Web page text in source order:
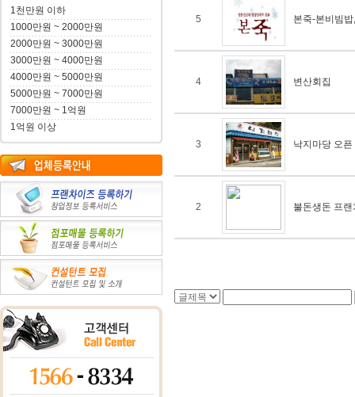
1천만원 이하
1000만원 ~ 2000만원
2000만원 ~ 3000만원
3000만원 ~ 4000만원
4000만원 ~ 5000만원
5000만원 ~ 7000만원
7000만원 ~ 1억원
1억원 이상
5 본죽-본비빔
4 변산회집
3 낙지마당 오픈
2 불돈생돈 프